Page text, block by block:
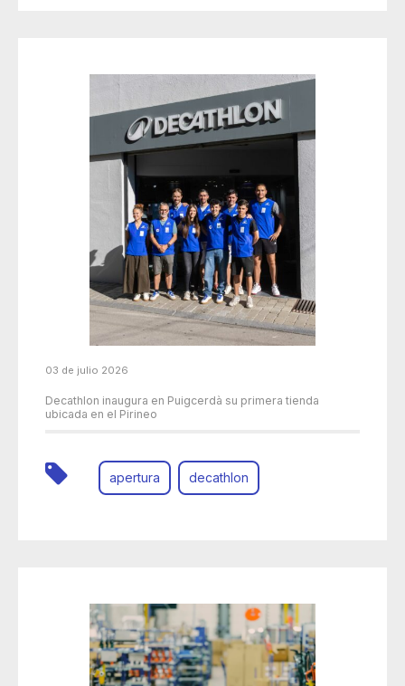
03 de julio 2026
Decathlon inaugura en Puigcerdà su primera tienda
ubicada en el Pirineo
apertura decathlon